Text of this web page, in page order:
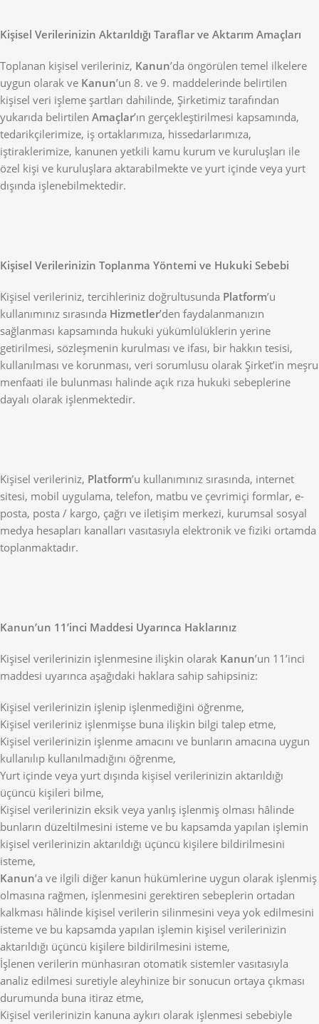
Kişisel Verilerinizin Aktarıldığı Taraflar ve Aktarım Amaçları
Toplanan kişisel verileriniz, Kanun’da öngörülen temel ilkelere
uygun olarak ve Kanun’un 8. ve 9. maddelerinde belirtilen
kişisel veri işleme şartları dahilinde, Şirketimiz tarafından
yukarıda belirtilen Amaçlar’ın gerçekleştirilmesi kapsamında,
tedarikçilerimize, iş ortaklarımıza, hissedarlarımıza,
iştiraklerimize, kanunen yetkili kamu kurum ve kuruluşları ile
özel kişi ve kuruluşlara aktarabilmekte ve yurt içinde veya yurt
dışında işlenebilmektedir.
Kişisel Verilerinizin Toplanma Yöntemi ve Hukuki Sebebi
Kişisel verileriniz, tercihleriniz doğrultusunda Platform’u
kullanımınız sırasında Hizmetler’den faydalanmanızın
sağlanması kapsamında hukuki yükümlülüklerin yerine
getirilmesi, sözleşmenin kurulması ve ifası, bir hakkın tesisi,
kullanılması ve korunması, veri sorumlusu olarak Şirket’in meşru
menfaati ile bulunması halinde açık rıza hukuki sebeplerine
dayalı olarak işlenmektedir.
Kişisel verileriniz, Platform’u kullanımınız sırasında, internet
sitesi, mobil uygulama, telefon, matbu ve çevrimiçi formlar, e-
posta, posta / kargo, çağrı ve iletişim merkezi, kurumsal sosyal
medya hesapları kanalları vasıtasıyla elektronik ve fiziki ortamda
toplanmaktadır.
Kanun’un 11’inci Maddesi Uyarınca Haklarınız
Kişisel verilerinizin işlenmesine ilişkin olarak Kanun’un 11’inci
maddesi uyarınca aşağıdaki haklara sahip sahipsiniz:
Kişisel verilerinizin işlenip işlenmediğini öğrenme,
Kişisel verileriniz işlenmişse buna ilişkin bilgi talep etme,
Kişisel verilerinizin işlenme amacını ve bunların amacına uygun
kullanılıp kullanılmadığını öğrenme,
Yurt içinde veya yurt dışında kişisel verilerinizin aktarıldığı
üçüncü kişileri bilme,
Kişisel verilerinizin eksik veya yanlış işlenmiş olması hâlinde
bunların düzeltilmesini isteme ve bu kapsamda yapılan işlemin
kişisel verilerinizin aktarıldığı üçüncü kişilere bildirilmesini
isteme,
Kanun’a ve ilgili diğer kanun hükümlerine uygun olarak işlenmiş
olmasına rağmen, işlenmesini gerektiren sebeplerin ortadan
kalkması hâlinde kişisel verilerin silinmesini veya yok edilmesini
isteme ve bu kapsamda yapılan işlemin kişisel verilerinizin
aktarıldığı üçüncü kişilere bildirilmesini isteme,
İşlenen verilerin münhasıran otomatik sistemler vasıtasıyla
analiz edilmesi suretiyle aleyhinize bir sonucun ortaya çıkması
durumunda buna itiraz etme,
Kişisel verilerinizin kanuna aykırı olarak işlenmesi sebebiyle